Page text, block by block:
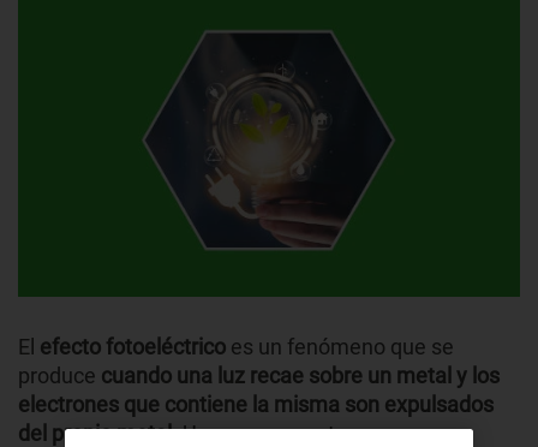
El efecto fotoeléctrico es un fenómeno que se
produce cuando una luz recae sobre un metal y los
electrones que contiene la misma son expulsados
del propio metal.Una vez que esto ocurre, esos